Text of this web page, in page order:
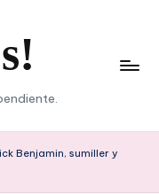
Benjamin, sumiller y